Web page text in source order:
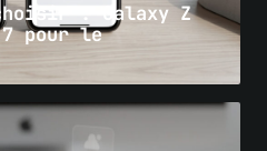
: Galaxy Z
pour le